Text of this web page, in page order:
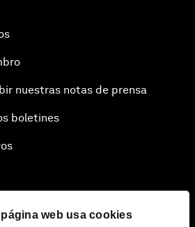
página web usa cookies
nuestras notas de prensa
boletines
Foro